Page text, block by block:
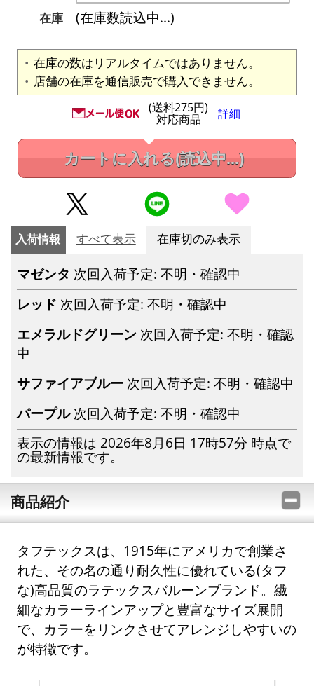
在庫
(在庫数読込中...)
在庫の数はリアルタイムではありません。
店舗の在庫を通信販売で購入できません。
(送料275円)
対応商品 詳細
カートに入れる(読込中...)
入荷情報 すべて表示 在庫切のみ表示
マゼンタ 次回入荷予定: 不明・確認中
レッド 次回入荷予定: 不明・確認中
エメラルドグリーン 次回入荷予定: 不明・確認
中
サファイアブルー 次回入荷予定: 不明・確認中
パープル 次回入荷予定: 不明・確認中
表示の情報は 2026年8月6日 17時57分 時点で
の最新情報です。
商品紹介
タフテックスは、1915年にアメリカで創業さ
れた、その名の通り耐久性に優れている(タフ
な)高品質のラテックスバルーンブランド。繊
細なカラーラインアップと豊富なサイズ展開
で、カラーをリンクさせてアレンジしやすいの
が特徴です。